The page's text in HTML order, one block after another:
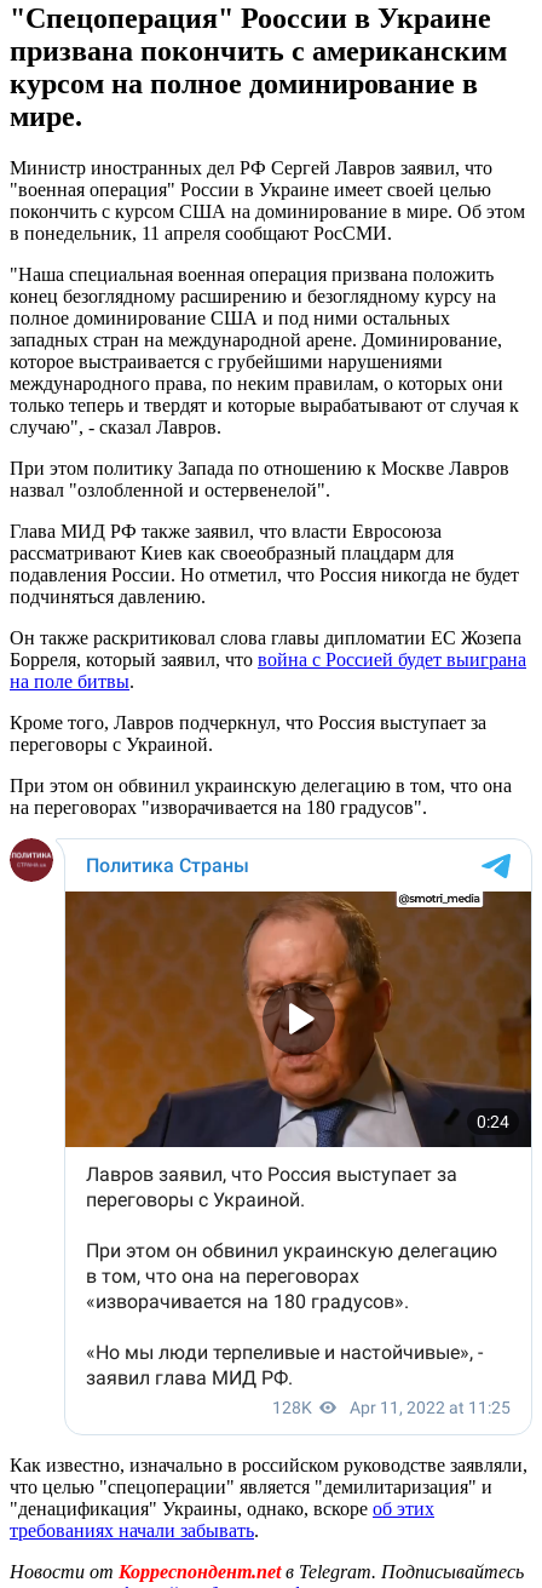
"Спецоперация" Рооссии в Украине
призвана покончить с американским
курсом на полное доминирование в
мире.
Министр иностранных дел РФ Сергей Лавров заявил, что
"военная операция" России в Украине имеет своей целью
покончить с курсом США на доминирование в мире. Об этом
в понедельник, 11 апреля сообщают РосСМИ.
"Наша специальная военная операция призвана положить
конец безоглядному расширению и безоглядному курсу на
полное доминирование США и под ними остальных
западных стран на международной арене. Доминирование,
которое выстраивается с грубейшими нарушениями
международного права, по неким правилам, о которых они
только теперь и твердят и которые вырабатывают от случая к
случаю", - сказал Лавров.
При этом политику Запада по отношению к Москве Лавров
назвал "озлобленной и остервенелой".
Глава МИД РФ также заявил, что власти Евросоюза
рассматривают Киев как своеобразный плацдарм для
подавления России. Но отметил, что Россия никогда не будет
подчиняться давлению.
Он также раскритиковал слова главы дипломатии ЕС Жозепа
Борреля, который заявил, что война с Россией будет выиграна
на поле битвы.
Кроме того, Лавров подчеркнул, что Россия выступает за
переговоры с Украиной.
При этом он обвинил украинскую делегацию в том, что она
на переговорах "изворачивается на 180 градусов".
Как известно, изначально в российском руководстве заявляли,
что целью "спецоперации" является "демилитаризация" и
"денацификация" Украины, однако, вскоре об этих
требованиях начали забывать.
Новости от Корреспондент.netв Telegram. Подписывайтесь